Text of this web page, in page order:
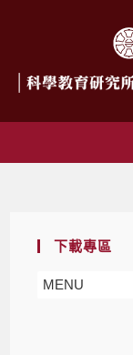
下載專區
MENU